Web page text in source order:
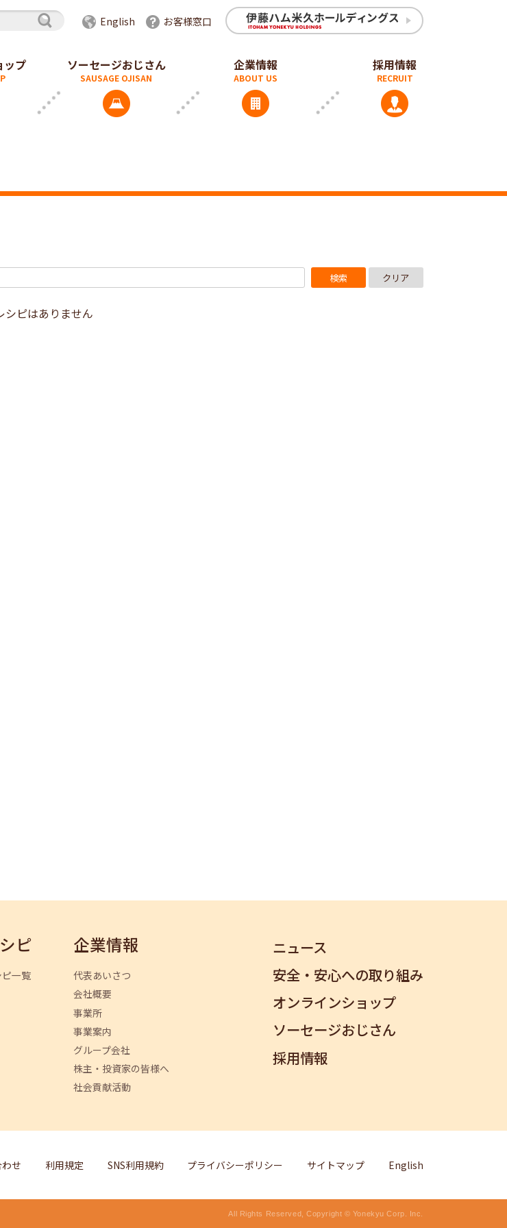
English お客様窓口
ップ ソーセージおじさん 企業情報 採用情報
シピはありません
ピ
ピ一覧
企業情報
代表あいさつ
会社概要
事業所
事業案内
グループ会社
株主・投資家の皆様へ
社会貢献活動
ニュース
安全・安心への取り組み
オンラインショップ
ソーセージおじさん
採用情報
せ 利用規定 SNS利用規約 プライバシーポリシー サイトマップ English
All Rights Reserved, Copyright © Yonekyu Corp. Inc.